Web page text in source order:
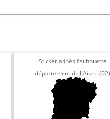
Sticker adhésif silhouette
département de l'Aisne (02)